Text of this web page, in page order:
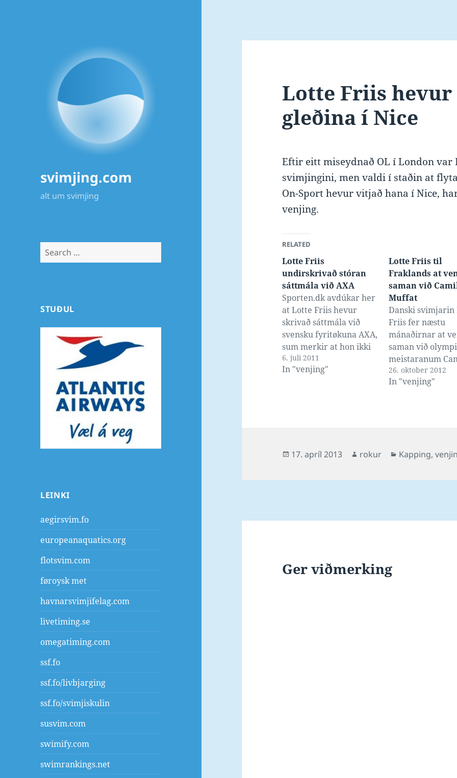
svimjing.com
alt um svimjing
Search
for:
STUÐUL
LEINKI
aegirsvim.fo
europeanaquatics.org
flotsvim.com
føroysk met
havnarsvimjifelag.com
livetiming.se
omegatiming.com
ssf.fo
ssf.fo/livbjarging
ssf.fo/svimjiskulin
susvim.com
swimify.com
swimrankings.net
Lotte Friis
gleðina í Nice
Eftir eitt miseydnað OL í London var
svimjingini, men valdi í staðin at
On-Sport hevur vitjað hana í Nice,
venjing.
RELATED
Lotte Friis
undirskrivað stóran
sáttmála við AXA
Sporten.dk avdúkar her
at Lotte Friis hevur
skrivað sáttmála við
svensku fyritøkuna AXA,
sum merkir at hon ikki
longur skal stríðast við
at finna pengar til at
kommet til et…
6. juli 2011
In "venjing"
Lotte Friis til
Fraklands at
saman við
Muffat
Danski svimjarin
Friis fer næstu
mánaðirnar at
saman við
meistaranum
Muffat í Nice í
Fraklandi, mest til
26. oktober 2012
In "venjing"
Posted
17. apríl 2013 Author
rokur Categories
Kapping,
Ger viðmerking